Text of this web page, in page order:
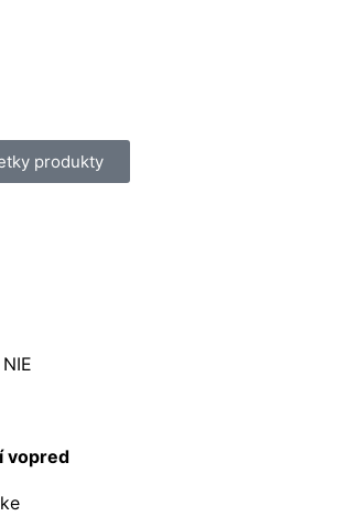
produkty
vopred